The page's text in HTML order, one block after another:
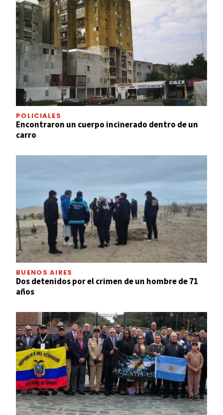
POLICIALES
Encontraron un cuerpo incinerado dentro de un
carro
BUENOS AIRES
Dos detenidos por el crimen de un hombre de 71
años